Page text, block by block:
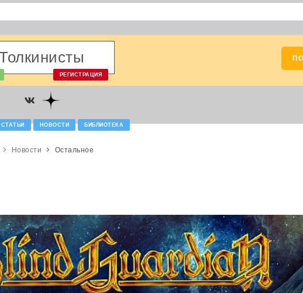
РЕГИСТРАЦИЯ
СТАТЬИ НОВОСТИ БИБЛИОТЕКА
Новости Остальное